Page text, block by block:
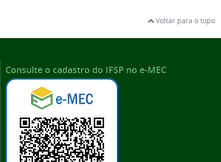
Voltar para o topo
Consulte o cadastro do IFSP no e-MEC